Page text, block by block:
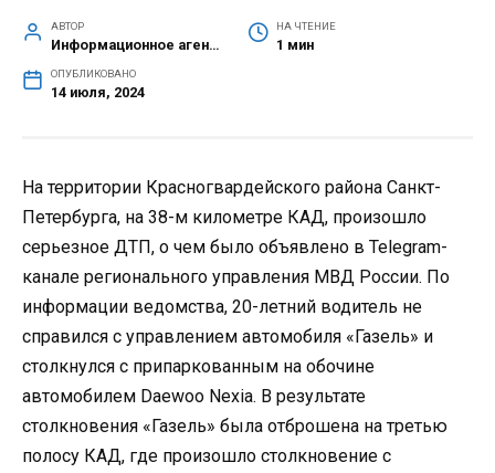
АВТОР
Информационное агентство СЗФО
НА ЧТЕНИЕ
1 мин
ОПУБЛИКОВАНО
14 июля, 2024
На территории Красногвардейского района Санкт-
Петербурга, на 38-м километре КАД, произошло
серьезное ДТП, о чем было объявлено в Telegram-
канале регионального управления МВД России. По
информации ведомства, 20-летний водитель не
справился с управлением автомобиля «Газель» и
столкнулся с припаркованным на обочине
автомобилем Daewoo Nexia. В результате
столкновения «Газель» была отброшена на третью
полосу КАД, где произошло столкновение с